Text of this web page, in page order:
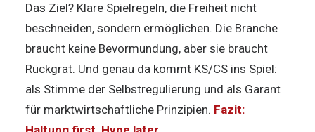
Das Ziel? Klare Spielregeln, die Freiheit nicht
beschneiden, sondern ermöglichen. Die Branche
braucht keine Bevormundung, aber sie braucht
Rückgrat. Und genau da kommt KS/CS ins Spiel:
als Stimme der Selbstregulierung und als Garant
für marktwirtschaftliche Prinzipien. Fazit: